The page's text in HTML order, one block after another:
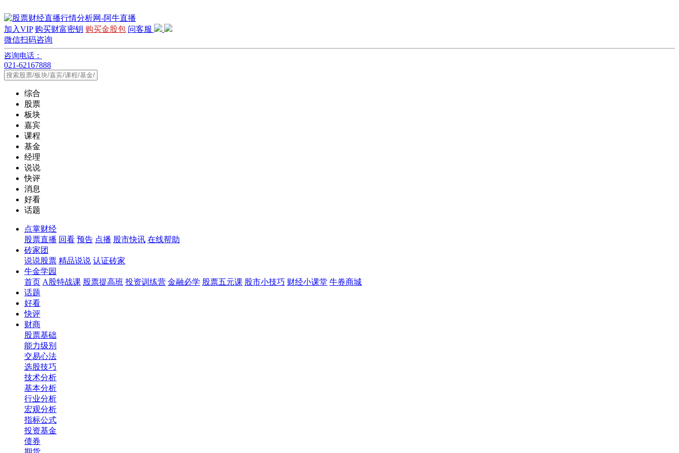
加入VIP 购买财富密钥 购买金股包 问客服
微信扫码咨询
咨询电话：
021-62167888
综合
股票
板块
嘉宾
课程
基金
经理
说说
快评
消息
好看
话题
点掌财经
股票直播 回看 预告 点播 股市快讯 在线帮助
砖家团
说说股票 精品说说 认证砖家
牛金学园
首页 A股特战课 股票提高班 投资训练营 金融必学 股票五元课 股市小技巧 财经小课堂 牛券商城
话题
好看
快评
财商
股票基础
能力级别
交易心法
选股技巧
技术分析
基本分析
行业分析
宏观分析
指标公式
投资基金
债券